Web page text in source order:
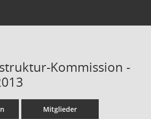
Kommission -
Mitglieder